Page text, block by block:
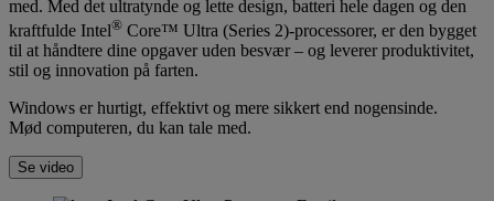
med. Med det ultratynde og lette design, batteri hele dagen og den
kraftfulde Intel® Core™ Ultra (Series 2)-processorer, er den bygget
til at håndtere dine opgaver uden besvær – og leverer produktivitet,
stil og innovation på farten.
Windows er hurtigt, effektivt og mere sikkert end nogensinde.
Mød computeren, du kan tale med.
Se video